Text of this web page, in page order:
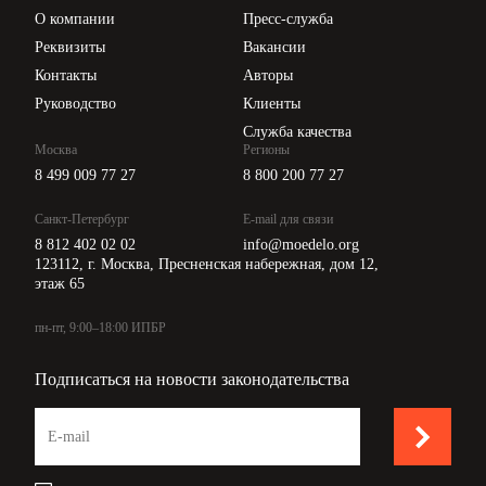
О компании
Реквизиты
Контакты
Руководство
Пресс-служба
Вакансии
Авторы
Клиенты
Служба качества
Москва
8 499 009 77 27
Санкт-Петербург
8 812 402 02 02
Регионы
8 800 200 77 27
E-mail для связи
info@moedelo.org
123112, г. Москва, Пресненская набережная, дом 12,
этаж 65
пн-пт, 9:00–18:00 ИПБР
Подписаться на новости законодательства